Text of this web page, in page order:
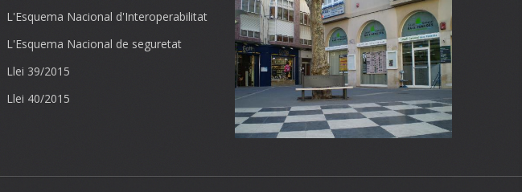
L'Esquema Nacional d'Interoperabilitat
L'Esquema Nacional de seguretat
Llei 39/2015
Llei 40/2015